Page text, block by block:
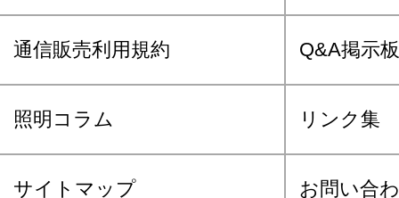
通信販売利用規約 Q&A掲示板
照明コラム リンク集
サイトマップ お問い合